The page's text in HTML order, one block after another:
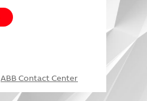
ABB Contact Center